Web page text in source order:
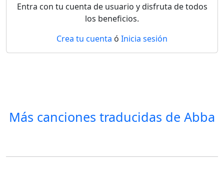
Entra con tu cuenta de usuario y disfruta de todos
los beneficios.
Crea tu cuenta ó Inicia sesión
Más canciones traducidas de Abba